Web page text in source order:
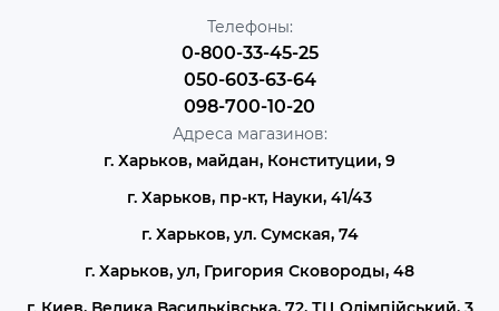
Телефоны:
0-800-33-45-25
050-603-63-64
098-700-10-20
Адреса магазинов:
г. Харьков, майдан, Конституции, 9
г. Харьков, пр-кт, Науки, 41/43
г. Харьков, ул. Сумская, 74
г. Харьков, ул, Григория Сковороды, 48